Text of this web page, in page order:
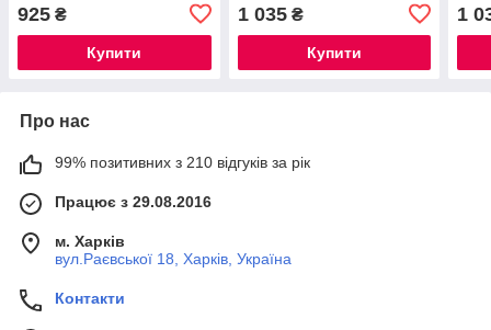
925 ₴
Купити
1 035₴
Купити
1
Про нас
99% позитивних з 210 відгуків за рік
Працює з 29.08.2016
м. Харків
вул.Раєвської 18, Харків, Україна
Контакти